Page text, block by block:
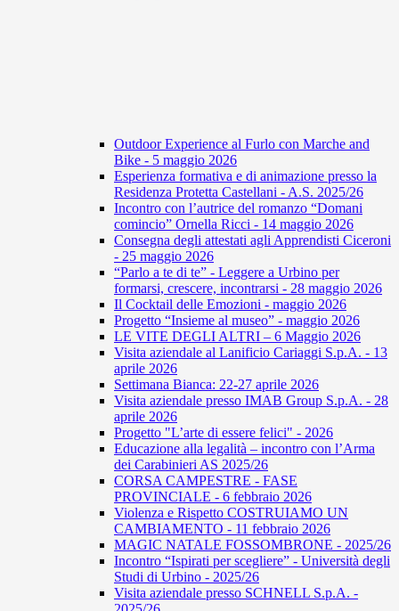
Outdoor Experience al Furlo con Marche and
Bike - 5 maggio 2026
Esperienza formativa e di animazione presso la
Residenza Protetta Castellani - A.S. 2025/26
Incontro con l’autrice del romanzo “Domani
comincio” Ornella Ricci - 14 maggio 2026
Consegna degli attestati agli Apprendisti Ciceroni
- 25 maggio 2026
“Parlo a te di te” - Leggere a Urbino per
formarsi, crescere, incontrarsi - 28 maggio 2026
Il Cocktail delle Emozioni - maggio 2026
Progetto “Insieme al museo” - maggio 2026
LE VITE DEGLI ALTRI – 6 Maggio 2026
Visita aziendale al Lanificio Cariaggi S.p.A. - 13
aprile 2026
Settimana Bianca: 22-27 aprile 2026
Visita aziendale presso IMAB Group S.p.A. - 28
aprile 2026
Progetto "L’arte di essere felici" - 2026
Educazione alla legalità – incontro con l’Arma
dei Carabinieri AS 2025/26
CORSA CAMPESTRE - FASE
PROVINCIALE - 6 febbraio 2026
Violenza e Rispetto COSTRUIAMO UN
CAMBIAMENTO - 11 febbraio 2026
MAGIC NATALE FOSSOMBRONE - 2025/26
Incontro “Ispirati per scegliere” - Università degli
Studi di Urbino - 2025/26
Visita aziendale presso SCHNELL S.p.A. -